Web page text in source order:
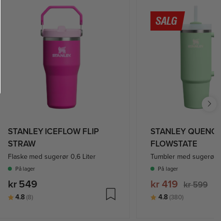
STANLEY ICEFLOW FLIP
STRAW
Flaske med sugerør 0,6 Liter
På lager
kr 549
Karakter:
4.8 (8)
STANLEY
FLOWSTATE
Tumbler med sugerør:
På lager
kr 419 kr 599
Karakter:
4.8(380)av 5 mulige